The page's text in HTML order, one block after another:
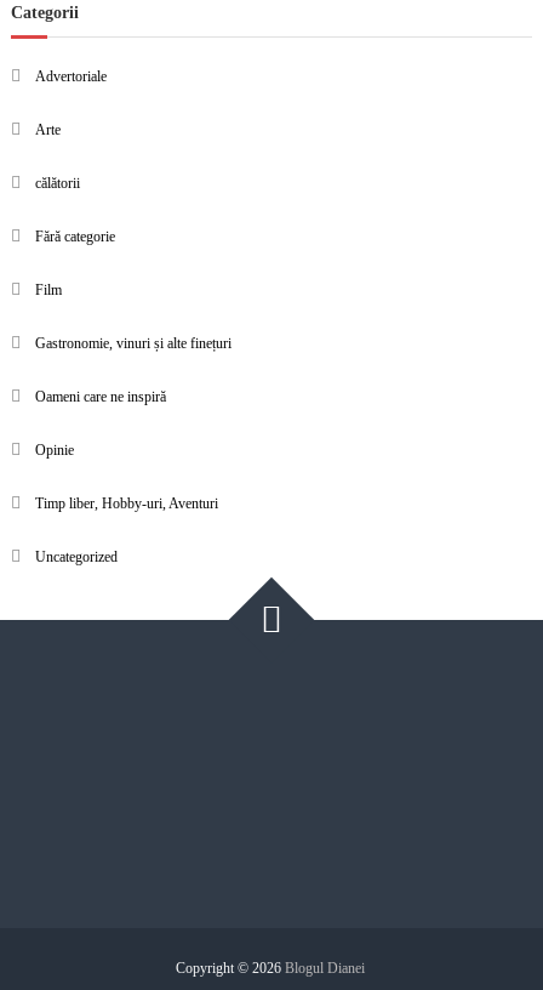
Categorii
Advertoriale
Arte
călătorii
Fără categorie
Film
Gastronomie, vinuri și alte finețuri
Oameni care ne inspiră
Opinie
Timp liber, Hobby-uri, Aventuri
Uncategorized
Copyright © 2026 Blogul Dianei